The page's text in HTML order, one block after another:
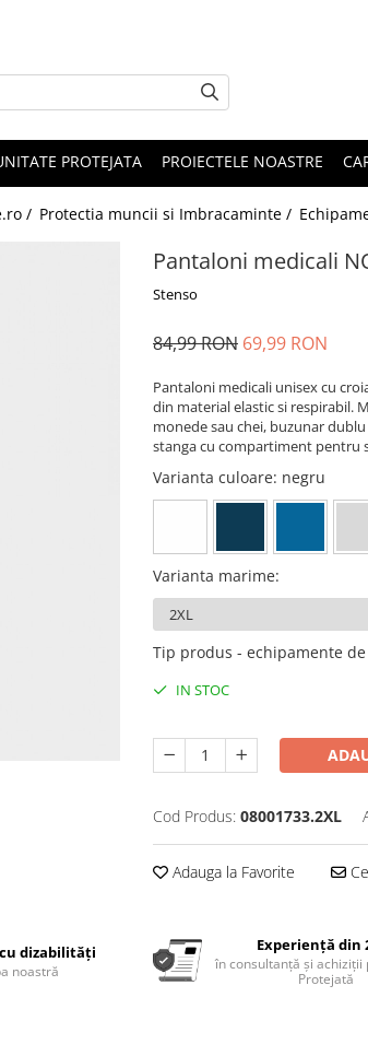
PROTEJATA PROIECTELE NOASTRE
/ Protectia muncii si Imbracaminte /
Pantaloni medicali
Stenso
84,99 RON 69,99 RON
Pantaloni medicali unisex cu
din material elastic si respirabil.
monede sau chei, buzunar
stanga cu compartiment pentru
Varianta culoare: negru
Varianta marime:
Tip produs - echipamente
IN STOC
Cod Produs: 08001733.2XL
Adauga la Favorite
dizabilități
noastră
Experiență din
în consultanță și achiziții
Protejată